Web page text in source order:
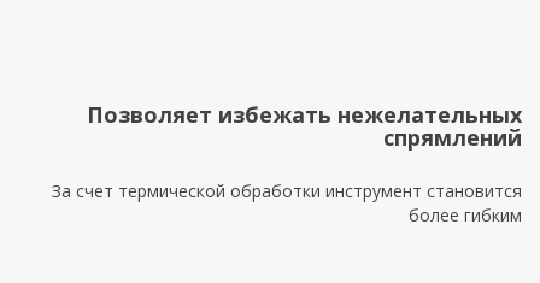
Позволяет избежать нежелательных
спрямлений
За счет термической обработки инструмент становится
более гибким